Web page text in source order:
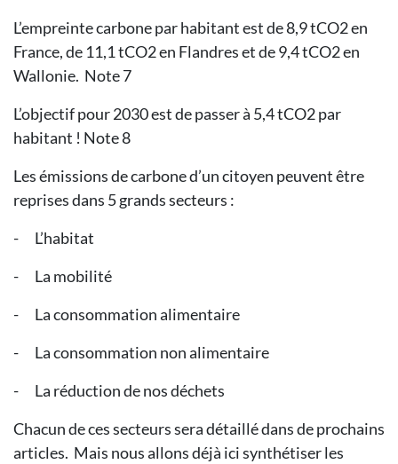
L’empreinte carbone par habitant est de 8,9 tCO2 en
France, de 11,1 tCO2 en Flandres et de 9,4 tCO2 en
Wallonie. Note 7
L’objectif pour 2030 est de passer à 5,4 tCO2 par
habitant ! Note 8
Les émissions de carbone d’un citoyen peuvent être
reprises dans 5 grands secteurs :
-
L’habitat
-
La mobilité
-
La consommation alimentaire
-
La consommation non alimentaire
-
La réduction de nos déchets
Chacun de ces secteurs sera détaillé dans de prochains
articles. Mais nous allons déjà ici synthétiser les